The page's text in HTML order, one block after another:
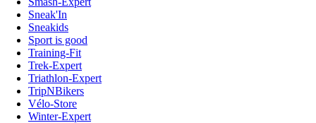
Sneak'In
Sneakids
Sport is good
Training-Fit
Trek-Expert
Triathlon-Expert
TripNBikers
Vélo-Store
Winter-Expert